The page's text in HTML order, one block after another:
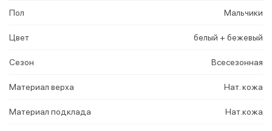
Пол Мальчики
Цвет белый + бежевый
Сезон Всесезонная
Материал верха Нат. кожа
Материал подклада Нат.кожа